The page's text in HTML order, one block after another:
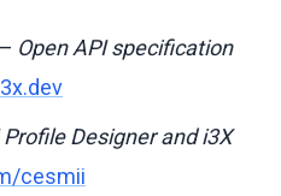
Open API specification
Profile Designer and i3X
cesmii